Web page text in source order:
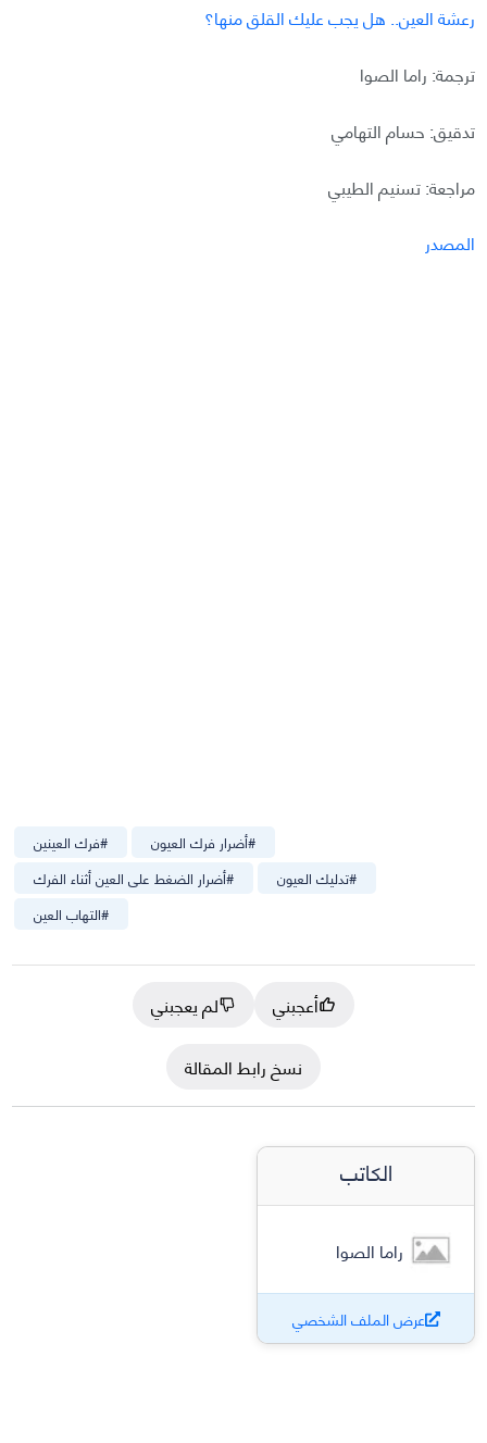
رعشة العين.. هل يجب عليك القلق منها؟
ترجمة: راما الصوا
تدقيق: حسام التهامي
مراجعة: تسنيم الطيبي
المصدر
#فرك العينين #أضرار فرك العيون
#أضرار الضغط على العين أثناء الفرك #تدليك العيون
#التهاب العين
أعجبني
لم يعجبني
نسخ رابط المقالة
الكاتب
راما الصوا
عرض الملف الشخصي